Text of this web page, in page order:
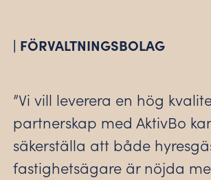
| FÖRVALTNINGSBOLAG
”Vi vill leverera en hög
partnerskap med AktivBo
säkerställa att både
fastighetsägare är nöjda